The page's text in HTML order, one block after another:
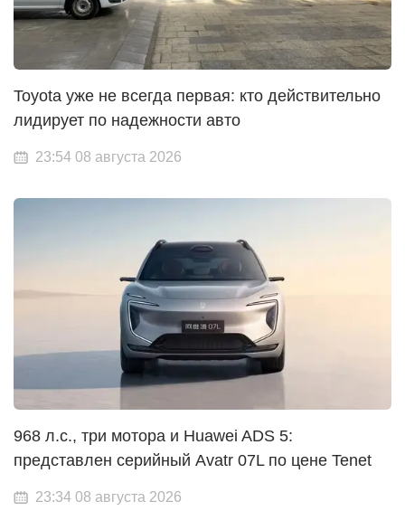
Toyota уже не всегда первая: кто действительно
лидирует по надежности авто
23:54 08 августа 2026
968 л.с., три мотора и Huawei ADS 5:
представлен серийный Avatr 07L по цене Tenet
23:34 08 августа 2026